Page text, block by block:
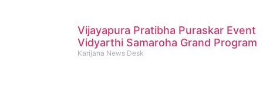
Vijayapura Pratibha Puraskar Event
Vidyarthi Samaroha Grand Program
Karijana News Desk